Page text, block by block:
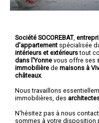
Société SOCOREBAT,
d'appartement spécialisée
intérieurs et extérieurstout
dans l'Yonne vous offre ses
immobilière de maisons à
châteaux.
Nous travaillons
immobilières, des
N'hésitez pas à nous
sommes à votre disposition